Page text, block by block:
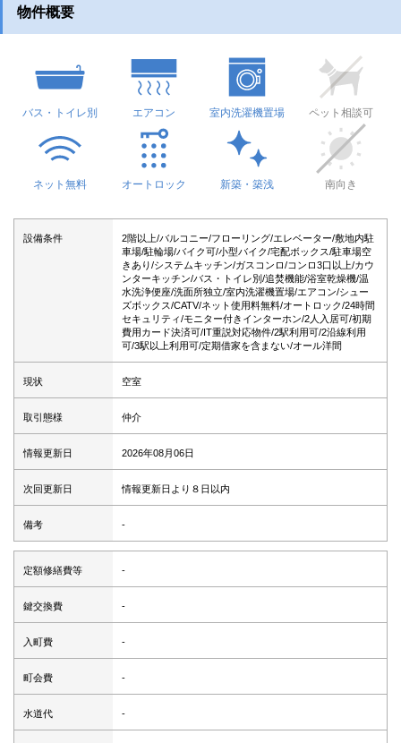
物件概要
バス・トイレ別 エアコン 室内洗濯機置場 ペット相談可
ネット無料 オートロック 新築・築浅 南向き
設備条件
2階以上/バルコニー/フローリング/エレベーター/敷地内駐
車場/駐輪場/バイク可/小型バイク/宅配ボックス/駐車場空
きあり/システムキッチン/ガスコンロ/コンロ3口以上/カウ
ンターキッチン/バス・トイレ別/追焚機能/浴室乾燥機/温
水洗浄便座/洗面所独立/室内洗濯機置場/エアコン/シュー
ズボックス/CATV/ネット使用料無料/オートロック/24時間
セキュリティ/モニター付きインターホン/2人入居可/初期
費用カード決済可/IT重説対応物件/2駅利用可/2沿線利用
可/3駅以上利用可/定期借家を含まない/オール洋間
現状 空室
取引態様 仲介
情報更新日 2026年08月06日
次回更新日 情報更新日より８日以内
備考 -
定額修繕費等 -
鍵交換費 -
入町費 -
町会費 -
水道代 -